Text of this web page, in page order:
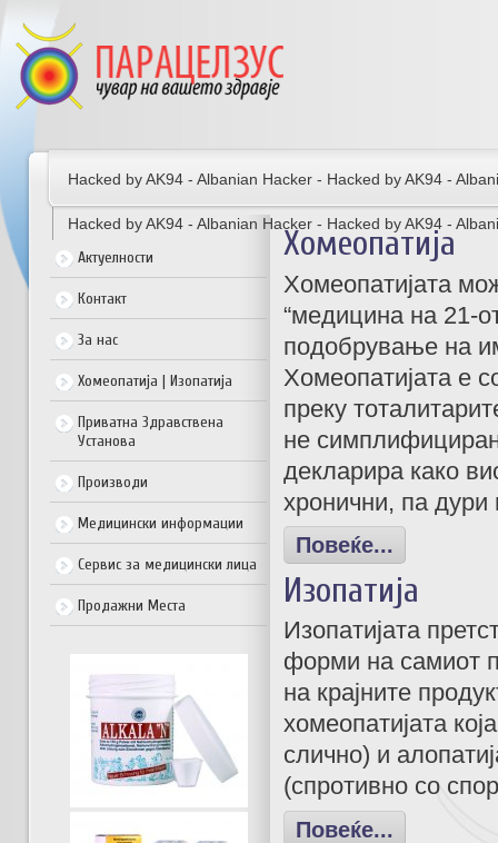
Hacked by AK94 - Albanian Hacker - Hacked by AK94 -
Hacked by AK94 - Albanian Hacker - Hacked by AK94 -
Актуелности
Контакт
За нас
Хомеопатија | Изопатија
Приватна Здравствена
Установа
Производи
Медицински информации
Сервис за медицински лица
Продажни Места
Хомеопатија
Хомеопатијата
“медицина на 21-
подобрување на
Хомеопатијата е
преку
не
декларира како
хронични, па дури
Повеќе...
Изопатија
Изопатијата
форми на самиот
на крајните
хомеопатијата
слично) и
(спротивно со
Повеќе...